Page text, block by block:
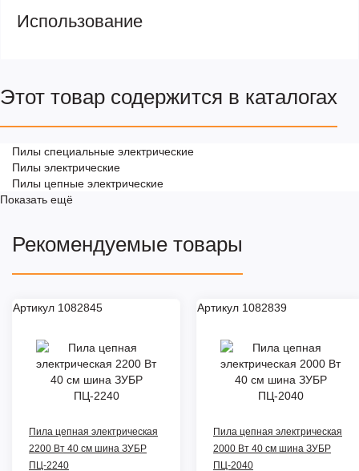
Использование
Этот товар содержится в каталогах
Пилы специальные электрические
Пилы электрические
Пилы цепные электрические
Показать ещё
Рекомендуемые товары
Артикул 1082845
Пила цепная электрическая
2200 Вт 40 см шина ЗУБР
ПЦ-2240
Артикул 1082839
Пила цепная электрическая
2000 Вт 40 см шина ЗУБР
ПЦ-2040